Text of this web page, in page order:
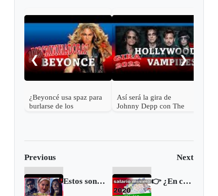
❮
¿Beyoncé usa spaz para
burlarse de los
Así será la gira de
Johnny Depp con The
❯
Previous Next
Estos son los estrenos de Netflix para enero de 2020 👉 ¿En cuánto quedó el SALARIO MÍNIMO en MÉXICO para 2020? 🇲🇽